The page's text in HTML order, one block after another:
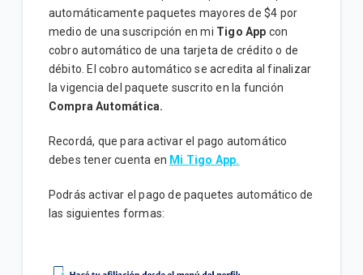
Creá tus credenciales en Mi Tigo App | General
Compra de paquetes recurrentes en Mi Tigo -
Afiliación con Teléfono y Contraseña
Compra de paquetes recurrentes en Mi Tigo App |
Compra de paquete con préstamo desde Mi Tigo
automáticamente paquetes mayores de $4 por
medio de una suscripción en mi Tigo App con
cobro automático de una tarjeta de crédito o de
débito. El cobro automático se acredita al finalizar
la vigencia del paquete suscrito en la función
Compra Automática.
Recordá, que para activar el pago automático
debes tener cuenta en Mi Tigo App.
Podrás activar el pago de paquetes automático de
las siguientes formas: